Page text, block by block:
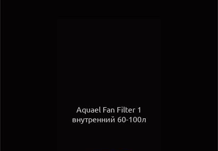
Aquael Fan Filter 1
внутренний 60-100л